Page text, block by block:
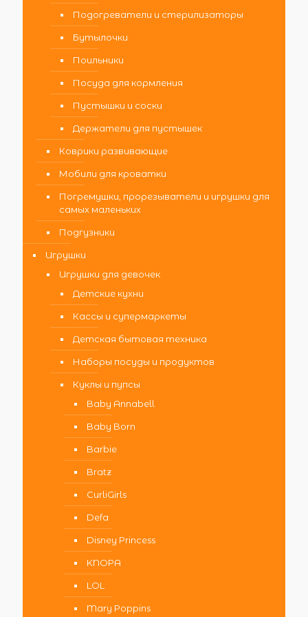
Подогреватели и стерилизаторы
Бутылочки
Поильники
Посуда для кормления
Пустышки и соски
Держатели для пустышек
Коврики развивающие
Мобили для кроватки
Погремушки, прорезыватели и игрушки для
самых маленьких
Подгузники
Игрушки
Игрушки для девочек
Детские кухни
Кассы и супермаркеты
Детская бытовая техника
Наборы посуды и продуктов
Куклы и пупсы
Baby Annabell
Baby Born
Barbie
Bratz
CurliGirls
Defa
Disney Princess
KNOPA
LOL
Mary Poppins